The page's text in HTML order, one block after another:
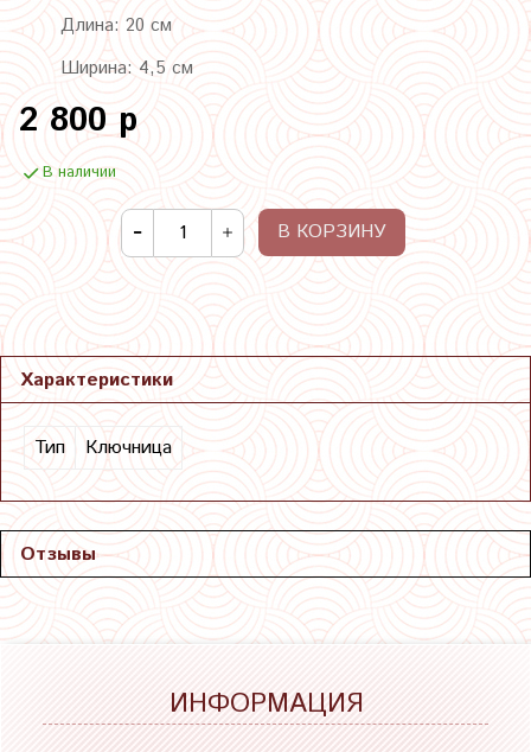
Длина: 20 см
Ширина: 4,5 см
2 800 р
В наличии
В КОРЗИНУ
Характеристики
Тип Ключница
Отзывы
ИНФОРМАЦИЯ